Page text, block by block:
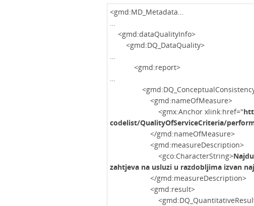
<gmd:MD_Metadata…
…
<gmd:dataQualityInfo>
<gmd:DQ_DataQuality>
…
<gmd:report>
…
<gmd:nameOfMeasure>
<gmx:Anchor xlink:href="
codelist/QualityOfServiceCriteria/
</gmd:nameOfMeasure>
<gmd:measureDescription>
<gco:CharacterString>
zahtjeva na usluzi u razdobljima izvan
</gmd:measureDescription>
<gmd:result>